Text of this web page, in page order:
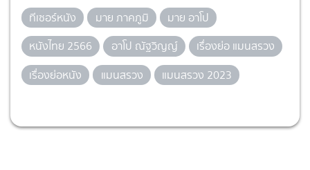
ทีเซอร์หนัง
มาย ภาคภูมิ
มาย อาโป
หนังไทย 2566
อาโป ณัฐวิญญ์
เรื่องย่อ แมนสรวง
เรื่องย่อหนัง
แมนสรวง แมนสรวง 2023